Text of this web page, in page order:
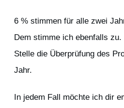
6 % stimmen für alle zwei
Dem stimme ich ebenfalls
Stelle die Überprüfung des
Jahr.
In jedem Fall möchte ich dir